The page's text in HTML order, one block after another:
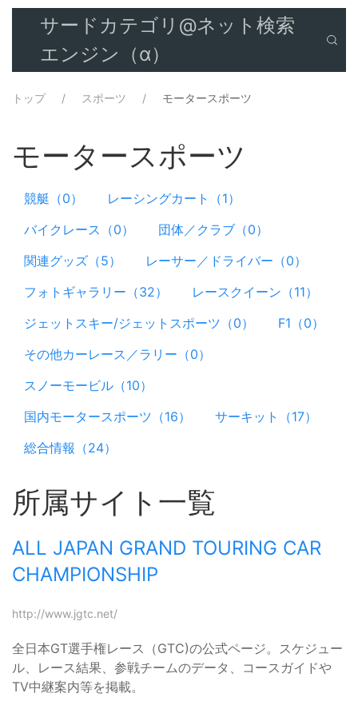
サードカテゴリ@ネット検索
エンジン（α）
トップ スポーツ モータースポーツ
モータースポーツ
競艇（0）
レーシングカート（1）
バイクレース（0）
団体／クラブ（0）
関連グッズ（5）
レーサー／ドライバー（0）
フォトギャラリー（32）
レースクイーン（11）
ジェットスキー/ジェットスポーツ（0）
F1（0）
その他カーレース／ラリー（0）
スノーモービル（10）
国内モータースポーツ（16）
サーキット（17）
総合情報（24）
所属サイト一覧
ALL JAPAN GRAND TOURING CAR
CHAMPIONSHIP
http://www.jgtc.net/
全日本GT選手権レース（GTC)の公式ページ。スケジュー
ル、レース結果、参戦チームのデータ、コースガイドや
TV中継案内等を掲載。